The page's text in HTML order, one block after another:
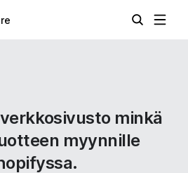
minkä
myynnille